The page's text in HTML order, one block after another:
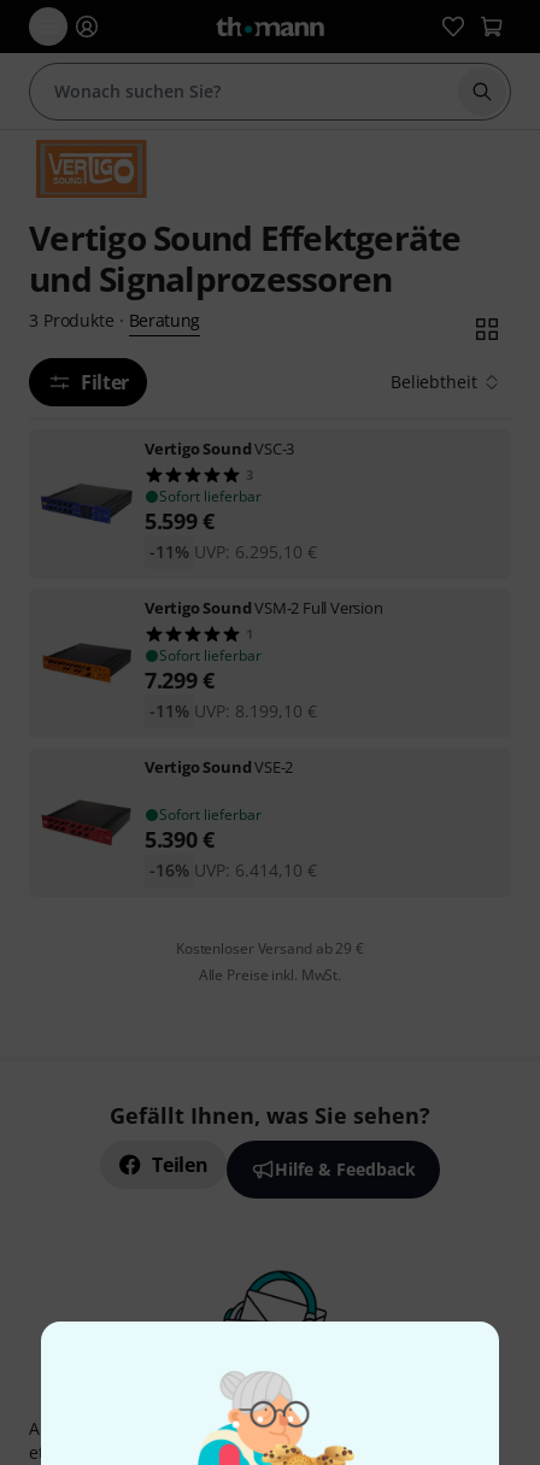
Suche
Vertigo Sound Effektgeräte
und Signalprozessoren
3 Produkte · Beratung
Filter Beliebtheit
Vertigo SoundVSC-3
3
Sofort lieferbar
5.599€
UVP: 6.295,10 €
-11%
Vertigo SoundVSM-2 Full Version
1
Sofort lieferbar
7.299€
UVP: 8.199,10 €
-11%
Vertigo SoundVSE-2
Sofort lieferbar
5.390€
UVP: 6.414,10 €
-16%
Kostenloser Versand ab 29 €
Alle Preise inkl. MwSt.
Gefällt Ihnen, was Sie sehen?
Teilen Hilfe & Feedback
Thomann Newsletter
Abonniere den Thomann Newsletter und gewinne mit
etwas Glück einen von 50 Gutscheinenüber jeweils